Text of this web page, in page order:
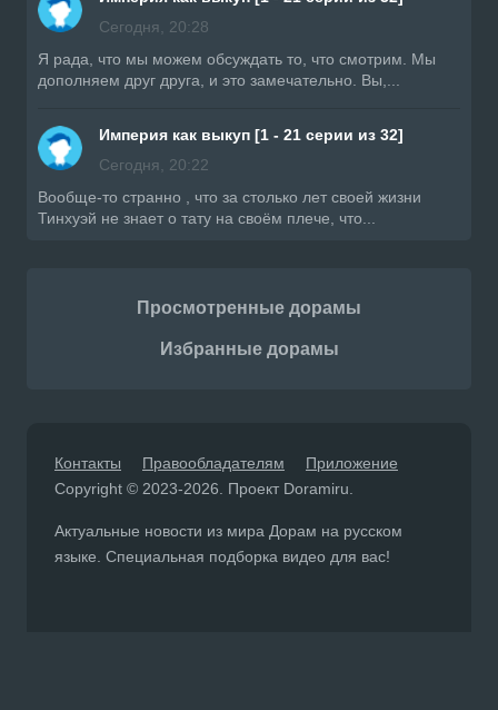
Сегодня, 20:28
Я рада, что мы можем обсуждать то, что смотрим. Мы
дополняем друг друга, и это замечательно. Вы,...
Империя как выкуп [1 - 21 серии из 32]
Сегодня, 20:22
Вообще-то странно , что за столько лет своей жизни
Тинхуэй не знает о тату на своём плече, что...
Просмотренные дорамы
Избранные дорамы
Контакты Правообладателям
Приложение
Copyright © 2023-2026. Проект Doramiru.
Актуальные новости из мира Дорам на русском
языке. Специальная подборка видео для вас!